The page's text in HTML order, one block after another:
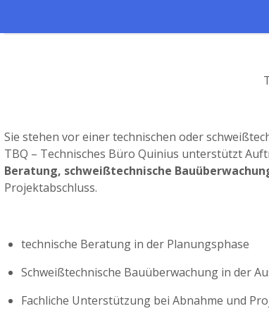
Sie stehen vor einer technischen oder
TBQ – Technisches Büro Quinius unterstützt
Beratung, schweißtechnische
Projektabschluss.
technische Beratung in der Planungsphase
Schweißtechnische Bauüberwachung in der
Fachliche Unterstützung bei Abnahme und